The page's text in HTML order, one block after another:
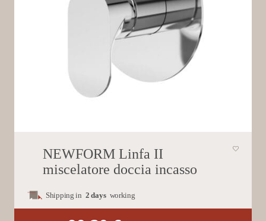
NEWFORM Linfa II
miscelatore doccia incasso
Shipping in 2 days working